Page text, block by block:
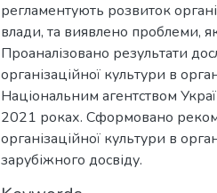
регламентують розвиток
влади, та виявлено проблеми,
Проаналізовано результати
організаційної культури в
Національним агентством
2021 роках. Сформовано
організаційної культури в
зарубіжного досвіду.